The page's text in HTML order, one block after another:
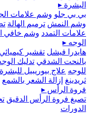
البشرة ▸
بي بي جلو وشم علامات
وشم النمش ترميم الهالة
علامات التمدد وشم خافي
الوجه ▸
هايدرا فيشل تقشير كيميائي
بالنحت الشدقي تدليك
للوجه علاج بيوريبيل للبشرة
ثريدينغ إزالة الشعر بالشمع
فروة الرأس ▸
تصبغ فروة الرأس الدقيق
الدورات